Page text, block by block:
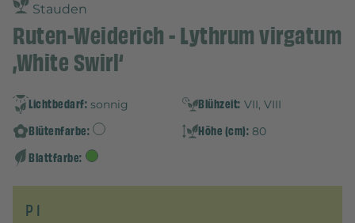
Stauden
Ruten-Weiderich - Lythrum virgatum
‚White Swirl‘
Lichtbedarf: sonnig Blühzeit: VII, VIII
Blütenfarbe: Höhe (cm): 80
Blattfarbe:
P 1